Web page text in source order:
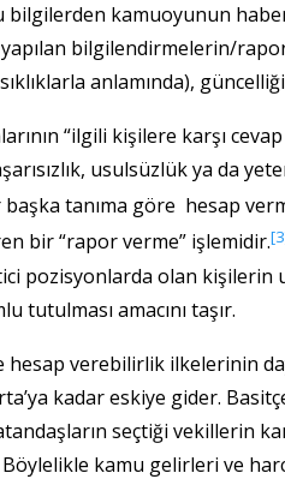
kamuoyunun
bilgilendirmelerin/
anlamında), güncelliği
“ilgili kişilere karşı
usulsüzlük ya da
başka tanıma göre hesap
bir “rapor verme” işlemidir.
pozisyonlarda olan kişilerin
tutulması amacını taşır.
hesap verebilirlik ilkelerinin
kadar eskiye gider.
seçtiği vekillerin
kamu gelirleri ve